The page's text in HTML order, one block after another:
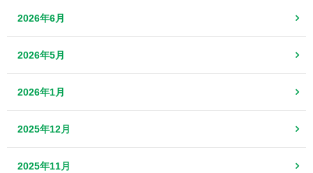
2026年6月
2026年5月
2026年1月
2025年12月
2025年11月